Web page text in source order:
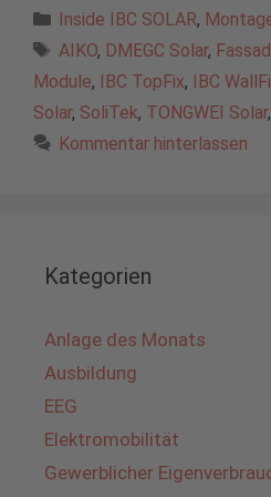
Kategorien
Inside IBC SOLAR,
Schlagwörter
AIKO, DMEGC Solar,
Module, IBC TopFix, IBC
Solar, SoliTek, TONGWEI Solar,
Kommentar hinterlassen
Kategorien
Anlage des Monats
Ausbildung
EEG
Elektromobilität
Gewerblicher